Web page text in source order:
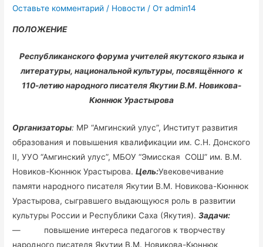
Оставьте комментарий / Новости / От admin14
ПОЛОЖЕНИЕ
Республиканского форума учителей якутского языка и
литературы, национальной культуры, посвящённого к
110-летию народного писателя Якутии В.М. Новикова-
Кюннюк Урастырова
Организаторы: МР “Амгинский улус”, Институт развития
образования и повышения квалификации им. С.Н. Донского
II, УУО “Амгинский улус”, МБОУ “Эмисская СОШ” им. В.М.
Новиков-Кюннюк Урастырова.Цель:Увековечивание
памяти народного писателя Якутии В.М. Новикова-Кюннюк
Урастырова, сыгравшего выдающуюся роль в развитии
культуры России и Республики Саха (Якутия).Задачи:
— повышение интереса педагогов к творчеству
народного писателя Якутии В.М. Новикова-Кюннюк